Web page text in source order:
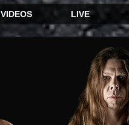
VIDEOS LIVE